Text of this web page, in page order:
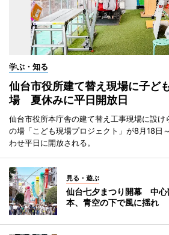
学ぶ・知る
仙台市役所建て替え現場に子ど
場 夏休みに平日開放日
仙台市役所本庁舎の建て替え工事現場に設
の場「こども現場プロジェクト」が8月18日
わせ平日に開放される。
見る・遊ぶ
仙台七夕まつり開幕 中
本、青空の下で風に揺れ